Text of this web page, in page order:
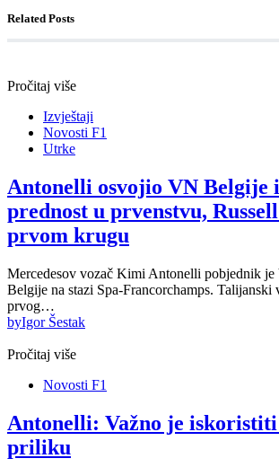
Related Posts
Pročitaj više
Izvještaji
Novosti F1
Utrke
Antonelli osvojio VN Belgije
prednost u prvenstvu,
prvom krugu
Mercedesov vozač Kimi Antonelli pobjednik je
Belgije na stazi Spa-Francorchamps. Talijanski
prvog…
byIgor Šestak
Pročitaj više
Novosti F1
Antonelli: Važno je iskoristiti
priliku